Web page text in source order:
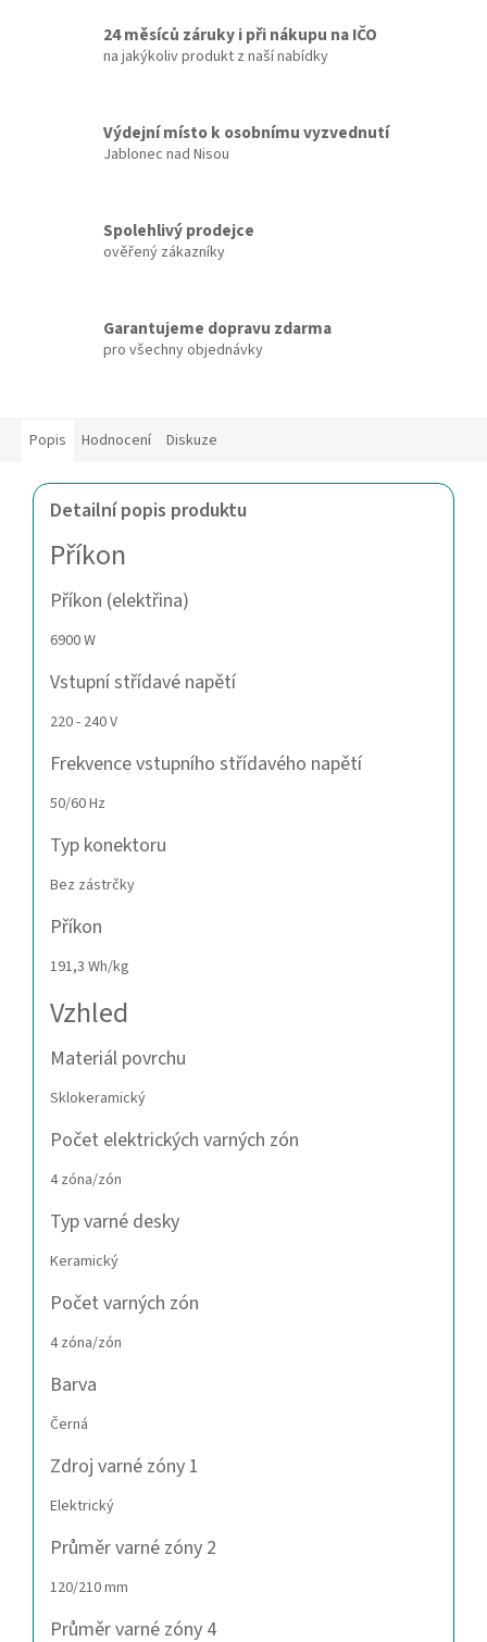
24 měsíců záruky i při nákupu na IČO
na jakýkoliv produkt z naší nabídky
Výdejní místo k osobnímu vyzvednutí
Jablonec nad Nisou
Spolehlivý prodejce
ověřený zákazníky
Garantujeme dopravu zdarma
pro všechny objednávky
Popis Hodnocení Diskuze
Detailní popis produktu
Příkon
Příkon (elektřina)
6900 W
Vstupní střídavé napětí
220 - 240 V
Frekvence vstupního střídavého napětí
50/60 Hz
Typ konektoru
Bez zástrčky
Příkon
191,3 Wh/kg
Vzhled
Materiál povrchu
Sklokeramický
Počet elektrických varných zón
4 zóna/zón
Typ varné desky
Keramický
Počet varných zón
4 zóna/zón
Barva
Černá
Zdroj varné zóny 1
Elektrický
Průměr varné zóny 2
120/210 mm
Průměr varné zóny 4